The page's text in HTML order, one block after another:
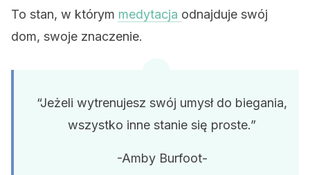
To stan, w którym medytacja odnajduje swój
dom, swoje znaczenie.
“Jeżeli wytrenujesz swój umysł do biegania,
wszystko inne stanie się proste.”
-Amby Burfoot-